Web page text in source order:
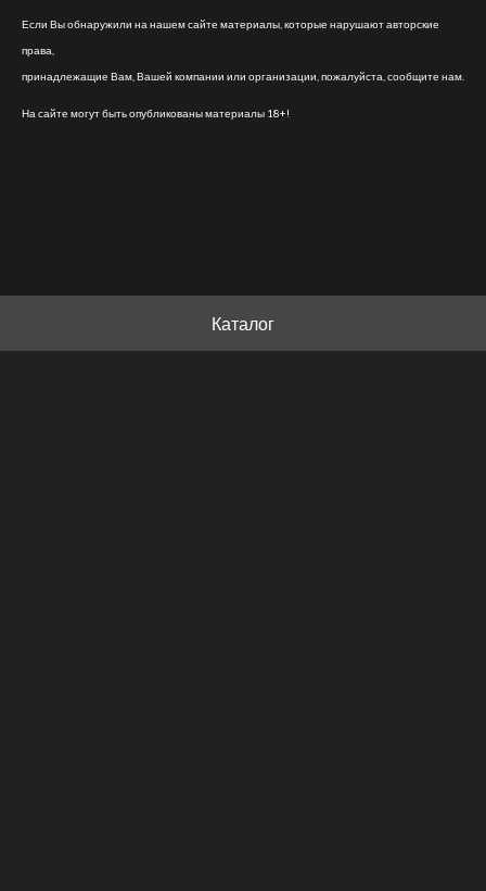
Если Вы обнаружили на нашем сайте материалы, которые нарушают авторские
права,
принадлежащие Вам, Вашей компании или организации, пожалуйста, сообщите нам.
На сайте могут быть опубликованы материалы 18+!
Каталог